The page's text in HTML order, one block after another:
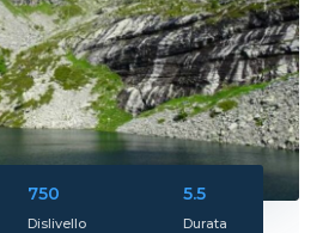
Dislivello
750
Durata
5.5